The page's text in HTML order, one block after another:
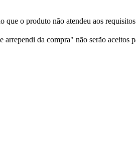
que o produto não atendeu aos
da compra" não serão aceitos